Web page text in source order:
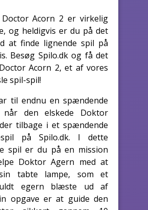
Acorn 2 er virkelig
og heldigvis er du på det
at finde lignende spil på
Besøg Spilo.dk og få det
Acorn 2, et af vores
spil-spil!
til endnu en spændende
når den elskede Doktor
tilbage i et spændende
på Spilo.dk. I dette
spil er du på en mission
Doktor Agern med at
tabte lampe, som et
egern blæste ud af
opgave er at guide den